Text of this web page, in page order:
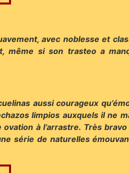
avec noblesse et
même si son trasteo a
aussi courageux
limpios auxquels il ne
à l’arrastre. Très
série de naturelles